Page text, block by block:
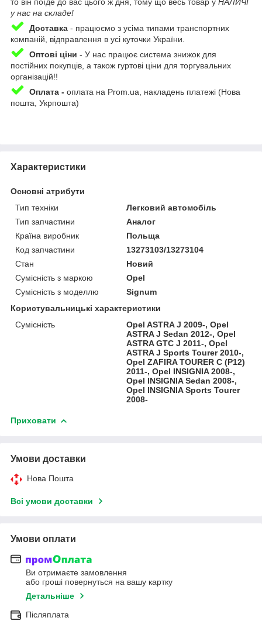
у нас на складе!
Доставка - працюємо з усіма типами транспортних
компаній, відправлення в усі куточки України.
Оптові ціни - У нас працює система знижок для
постійних покупців, а також гуртові ціни для торгувальних
організацій!!
Оплата - оплата на Prom.ua, накладень платежі (Нова
пошта, Укрпошта)
Характеристики
Основні атрибути
Тип техніки
Легковий автомобіль
Тип запчастини
Аналог
Країна виробник
Польща
Код запчастини
13273103/13273104
Стан
Новий
Сумісність з маркою
Opel
Сумісність з моделлю
Signum
Користувальницькі характеристики
Сумісність
Opel ASTRA J 2009-, Opel
ASTRA J Sedan 2012-, Opel
ASTRA GTC J 2011-, Opel
ASTRA J Sports Tourer 2010-,
Opel ZAFIRA TOURER C (P12)
2011-, Opel INSIGNIA 2008-,
Opel INSIGNIA Sedan 2008-,
Opel INSIGNIA Sports Tourer
2008-
Приховати
Умови доставки
Нова Пошта
Всі умови доставки
Умови оплати
Ви отримаєте замовлення
або гроші повернуться на вашу картку
Детальніше
Післяплата